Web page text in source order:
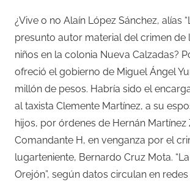
¿Vive o no Alaín López Sánchez, alías
presunto autor material del crimen de
niños en la colonia Nueva Calzadas?
ofreció el gobierno de Miguel Ángel
millón de pesos. Habría sido el
al taxista Clemente Martínez, a su
hijos, por órdenes de Hernán Martínez
Comandante H, en venganza por el
lugarteniente, Bernardo Cruz Mota. “La
Orejón”, según datos circulan en